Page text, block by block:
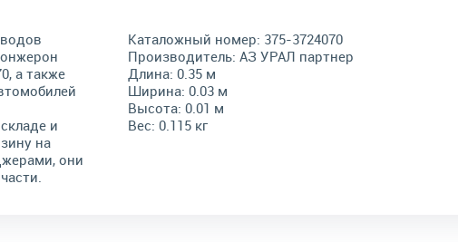
а также
и
на
они
Каталожный номер: 375-3724070
Производитель: АЗ УРАЛ партнер
Длина: 0.35 м
Ширина: 0.03 м
Высота: 0.01 м
Вес: 0.115 кг